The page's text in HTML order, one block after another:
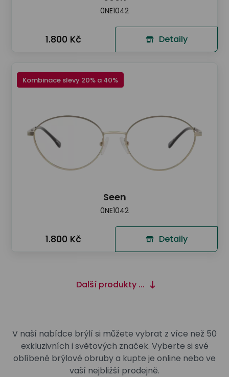
0NE1042
1.800 Kč Detaily
Kombinace slevy 20% a 40%
Seen
0NE1042
1.800 Kč Detaily
Další produkty ...
V naší nabídce brýlí si můžete vybrat z více než 50
exkluzivních i světových značek. Vyberte si své
oblíbené brýlové obruby a kupte je online nebo ve
vaší nejbližší prodejně.